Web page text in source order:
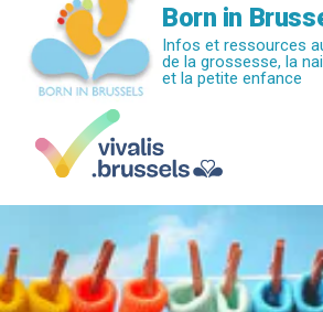
Born in
Infos et ressources
de la grossesse, la
et la petite enfance